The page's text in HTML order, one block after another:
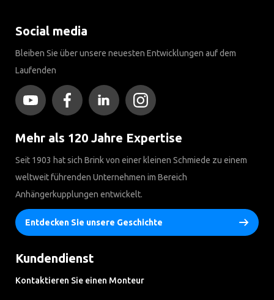
Social media
Bleiben Sie über unsere neuesten Entwicklungen auf dem
Laufenden
Mehr als 120 Jahre Expertise
Seit 1903 hat sich Brink von einer kleinen Schmiede zu einem
weltweit führenden Unternehmen im Bereich
Anhängerkupplungen entwickelt.
Entdecken Sie unsere Geschichte
Kundendienst
Kontaktieren Sie einen Monteur